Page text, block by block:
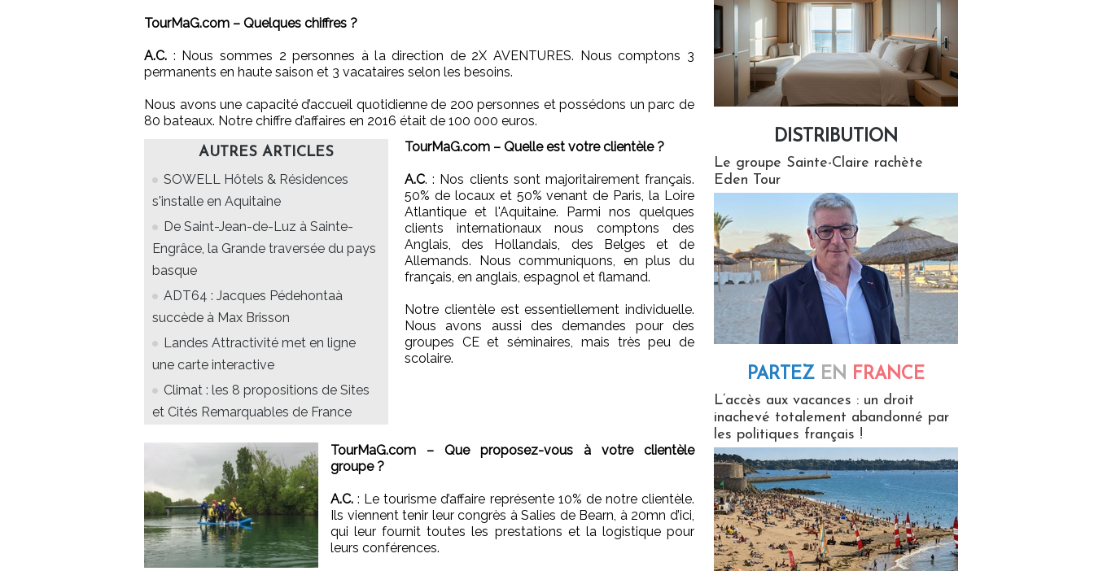
TourMaG.com – Quelques chiffres ?
A.C. : Nous sommes 2 personnes à la direction de 2X AVENTURES. Nous comptons 3
permanents en haute saison et 3 vacataires selon les besoins.
Nous avons une capacité d’accueil quotidienne de 200 personnes et possédons un parc de
80 bateaux. Notre chiffre d’affaires en 2016 était de 100 000 euros.
AUTRES ARTICLES
SOWELL Hôtels & Résidences
s'installe en Aquitaine
De Saint-Jean-de-Luz à Sainte-
Engrâce, la Grande traversée du pays
basque
ADT64 : Jacques Pédehontaà
succède à Max Brisson
Landes Attractivité met en ligne
une carte interactive
Climat : les 8 propositions de Sites
et Cités Remarquables de France
TourMaG.com – Quelle est votre clientèle ?
A.C. : Nos clients sont majoritairement français.
50% de locaux et 50% venant de Paris, la Loire
Atlantique et l'Aquitaine. Parmi nos quelques
clients internationaux nous comptons des
Anglais, des Hollandais, des Belges et de
Allemands. Nous communiquons, en plus du
français, en anglais, espagnol et flamand.
Notre clientèle est essentiellement individuelle.
Nous avons aussi des demandes pour des
groupes CE et séminaires, mais très peu de
scolaire.
TourMaG.com – Que proposez-vous à votre clientèle
groupe ?
A.C. : Le tourisme d’affaire représente 10% de notre clientèle.
Ils viennent tenir leur congrès à Salies de Bearn, à 20mn d’ici,
qui leur fournit toutes les prestations et la logistique pour
leurs conférences.
DISTRIBUTION
Le groupe Sainte-Claire rachète
Eden Tour
PARTEZ EN FRANCE
L’accès aux vacances : un droit
inachevé totalement abandonné par
les politiques français !